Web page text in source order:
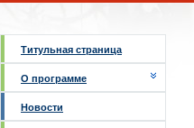
Титульная страница
О программе
Новости